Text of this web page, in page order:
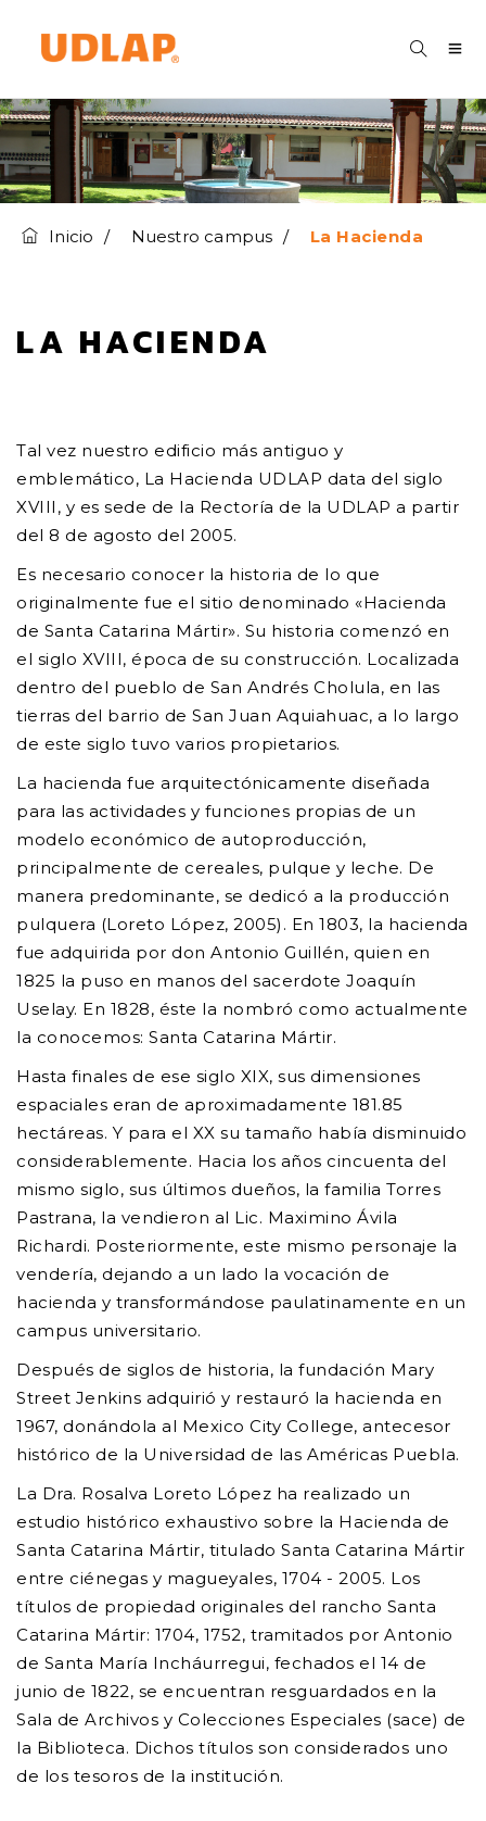
Inicio Nuestro campus La Hacienda
LA HACIENDA
Tal vez nuestro edificio más antiguo y
emblemático, La Hacienda UDLAP data del siglo
XVIII, y es sede de la Rectoría de la UDLAP a partir
del 8 de agosto del 2005.
Es necesario conocer la historia de lo que
originalmente fue el sitio denominado «Hacienda
de Santa Catarina Mártir». Su historia comenzó en
el siglo XVIII, época de su construcción. Localizada
dentro del pueblo de San Andrés Cholula, en las
tierras del barrio de San Juan Aquiahuac, a lo largo
de este siglo tuvo varios propietarios.
La hacienda fue arquitectónicamente diseñada
para las actividades y funciones propias de un
modelo económico de autoproducción,
principalmente de cereales, pulque y leche. De
manera predominante, se dedicó a la producción
pulquera (Loreto López, 2005). En 1803, la hacienda
fue adquirida por don Antonio Guillén, quien en
1825 la puso en manos del sacerdote Joaquín
Uselay. En 1828, éste la nombró como actualmente
la conocemos: Santa Catarina Mártir.
Hasta finales de ese siglo XIX, sus dimensiones
espaciales eran de aproximadamente 181.85
hectáreas. Y para el XX su tamaño había disminuido
considerablemente. Hacia los años cincuenta del
mismo siglo, sus últimos dueños, la familia Torres
Pastrana, la vendieron al Lic. Maximino Ávila
Richardi. Posteriormente, este mismo personaje la
vendería, dejando a un lado la vocación de
hacienda y transformándose paulatinamente en un
campus universitario.
Después de siglos de historia, la fundación Mary
Street Jenkins adquirió y restauró la hacienda en
1967, donándola al Mexico City College, antecesor
histórico de la Universidad de las Américas Puebla.
La Dra. Rosalva Loreto López ha realizado un
estudio histórico exhaustivo sobre la Hacienda de
Santa Catarina Mártir, titulado Santa Catarina Mártir
entre ciénegas y magueyales, 1704 - 2005. Los
títulos de propiedad originales del rancho Santa
Catarina Mártir: 1704, 1752, tramitados por Antonio
de Santa María Incháurregui, fechados el 14 de
junio de 1822, se encuentran resguardados en la
Sala de Archivos y Colecciones Especiales (sace) de
la Biblioteca. Dichos títulos son considerados uno
de los tesoros de la institución.